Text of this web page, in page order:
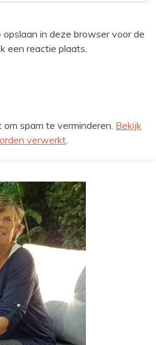
opslaan in deze browser voor de
een reactie plaats.
spam te verminderen. Bekijk
verwerkt